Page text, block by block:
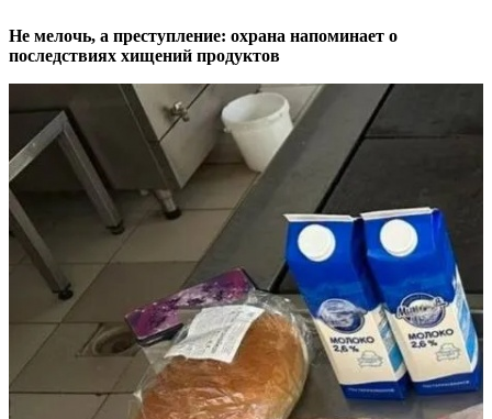
Не мелочь, а преступление: охрана напоминает о
последствиях хищений продуктов